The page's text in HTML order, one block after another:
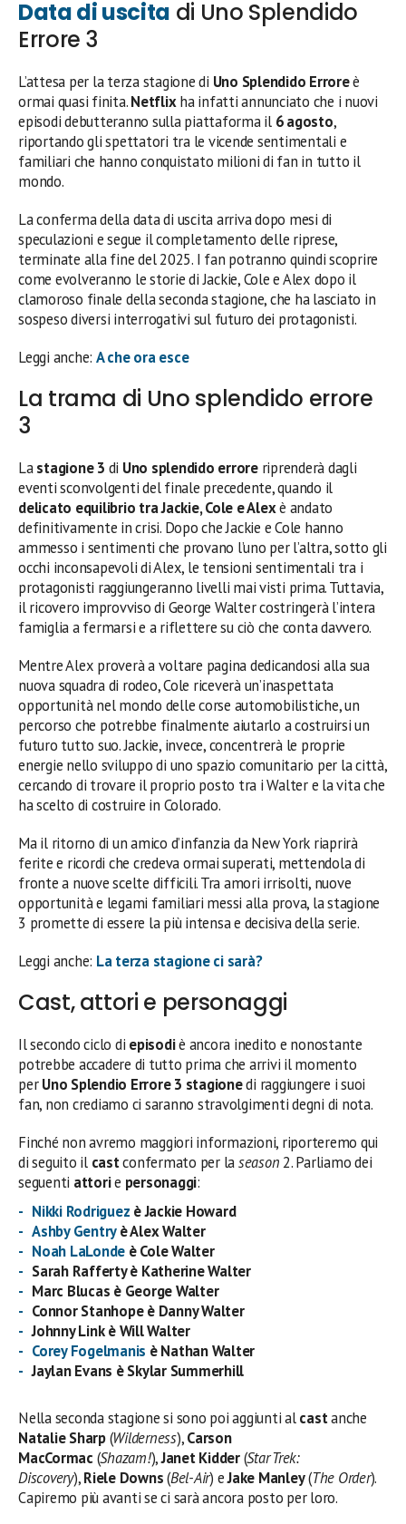
Data di uscita di Uno Splendido
Errore 3
L’attesa per la terza stagione di Uno Splendido Erroreè
ormai quasi finita.Netflixha infatti annunciato che i nuovi
episodi debutteranno sulla piattaforma il 6 agosto,
riportando gli spettatori tra le vicende sentimentali e
familiari che hanno conquistato milioni di fan in tutto il
mondo.
La conferma della data di uscita arriva dopo mesi di
speculazioni e segue il completamento delle riprese,
terminate alla fine del 2025. I fan potranno quindi scoprire
come evolveranno le storie di Jackie, Cole e Alex dopo il
clamoroso finale della seconda stagione, che ha lasciato in
sospeso diversi interrogativi sul futuro dei protagonisti.
Leggi anche: A che ora esce
La trama di Uno splendido errore
3
Lastagione 3 di Uno splendido erroreriprenderà dagli
eventi sconvolgenti del finale precedente, quando il
delicato equilibrio tra Jackie, Cole e Alexè andato
definitivamente in crisi. Dopo che Jackie e Cole hanno
ammesso i sentimenti che provano l’uno per l’altra, sotto gli
occhi inconsapevoli di Alex, le tensioni sentimentali tra i
protagonisti raggiungeranno livelli mai visti prima. Tuttavia,
il ricovero improvviso di George Walter costringerà l’intera
famiglia a fermarsi e a riflettere su ciò che conta davvero.
Mentre Alex proverà a voltare pagina dedicandosi alla sua
nuova squadra di rodeo, Cole riceverà un’inaspettata
opportunità nel mondo delle corse automobilistiche, un
percorso che potrebbe finalmente aiutarlo a costruirsi un
futuro tutto suo. Jackie, invece, concentrerà le proprie
energie nello sviluppo di uno spazio comunitario per la città,
cercando di trovare il proprio posto tra i Walter e la vita che
ha scelto di costruire in Colorado.
Ma il ritorno di un amico d’infanzia da New York riaprirà
ferite e ricordi che credeva ormai superati, mettendola di
fronte a nuove scelte difficili. Tra amori irrisolti, nuove
opportunità e legami familiari messi alla prova, la stagione
3 promette di essere la più intensa e decisiva della serie.
Leggi anche: La terza stagione ci sarà?
Cast, attori e personaggi
Il secondo ciclo di episodiè ancora inedito e nonostante
potrebbe accadere di tutto prima che arrivi il momento
perUno Splendio Errore 3 stagionedi raggiungere i suoi
fan, non crediamo ci saranno stravolgimenti degni di nota.
Finché non avremo maggiori informazioni, riporteremo qui
di seguito il castconfermato per laseason2. Parliamo dei
seguenti attorie personaggi:
Nikki Rodriguez è Jackie Howard
Ashby Gentryè Alex Walter
Noah LaLonde è Cole Walter
Sarah Rafferty è Katherine Walter
Marc Blucas è George Walter
Connor Stanhope è Danny Walter
Johnny Link è Will Walter
Corey Fogelmanis è Nathan Walter
Jaylan Evans è Skylar Summerhill
Nella seconda stagione si sono poi aggiunti alcastanche
Natalie Sharp(Wilderness),Carson
MacCormac (Shazam!),Janet Kidder(Star Trek:
Discovery),Riele Downs(Bel-Air) eJake Manley(The Order).
Capiremo più avanti se ci sarà ancora posto per loro.